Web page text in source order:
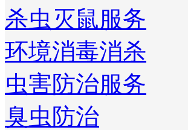
杀虫灭鼠服务
环境消毒消杀
虫害防治服务
臭虫防治